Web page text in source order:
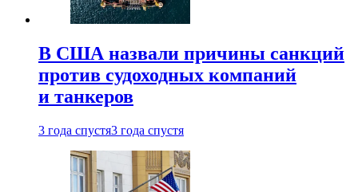
В США назвали причины санкций
против судоходных компаний
и танкеров
3 года спустя3 года спустя